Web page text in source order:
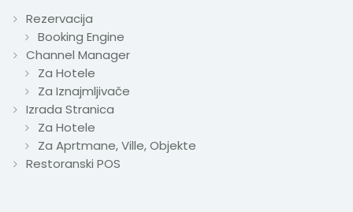
Rezervacija
Booking Engine
Channel Manager
Za Hotele
Za Iznajmljivače
Izrada Stranica
Za Hotele
Za Aprtmane, Ville, Objekte
Restoranski POS